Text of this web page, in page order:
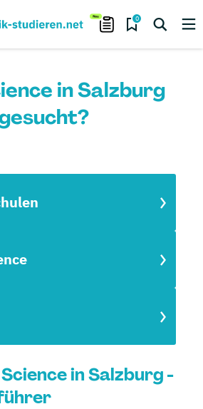
0
in Salzburg
in Salzburg -